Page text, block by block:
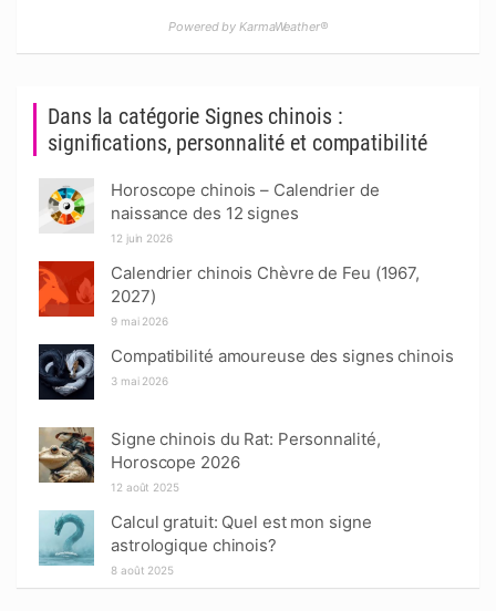
Dans la catégorie Signes chinois :
significations, personnalité et compatibilité
Horoscope chinois – Calendrier de
naissance des 12 signes
12 juin 2026
Calendrier chinois Chèvre de Feu (1967,
2027)
9 mai 2026
Compatibilité amoureuse des signes chinois
3 mai 2026
Signe chinois du Rat: Personnalité,
Horoscope 2026
12 août 2025
Calcul gratuit: Quel est mon signe
astrologique chinois?
8 août 2025
Powered by KarmaWeather®